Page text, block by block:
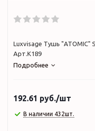
Luxvisage Тушь "ATOMIC"
Арт.К189
Подробнее
192.61 руб./шт
В наличии 432шт.